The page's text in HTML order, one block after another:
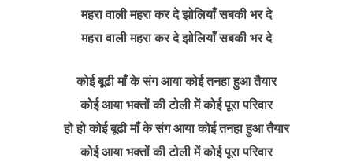
महरा वाली महरा कर दे झोलियाँ सबकी भर दे
महरा वाली महरा कर दे झोलियाँ सबकी भर दे
कोई बूढी माँ के संग आया कोई तनहा हुआ तैयार
कोई आया भक्तों की टोली में कोई पूरा परिवार
हो हो कोई बूढी माँ के संग आया कोई तनहा हुआ तैयार
कोई आया भक्तों की टोली में कोई पूरा परिवार